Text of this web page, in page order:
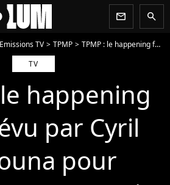
newsletter search
Emissions TV TPMP
TPMP : le happening fou prévu par Cyril Hanouna pour annoncer son avenir
TV
happening
par Cyril
pour